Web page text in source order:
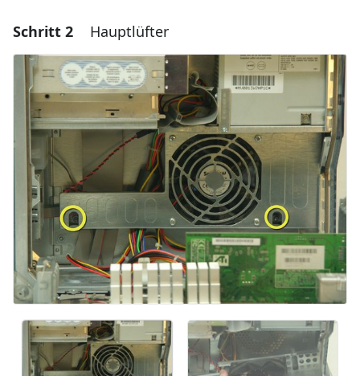
Einen Kommentar hinzufügen
Kommentar hinzufügen
Abbrechen Kommentieren
Schritt 2 Hauptlüfter